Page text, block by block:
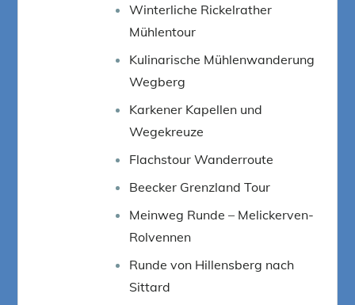
Winterliche Rickelrather
Mühlentour
Kulinarische Mühlenwanderung
Wegberg
Karkener Kapellen und
Wegekreuze
Flachstour Wanderroute
Beecker Grenzland Tour
Meinweg Runde – Melickerven-
Rolvennen
Runde von Hillensberg nach
Sittard